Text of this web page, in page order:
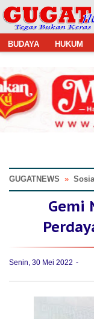
BUDAYA HUKUM
GUGATNEWS » Sosial
Gemi
Senin, 30 Mei 2022